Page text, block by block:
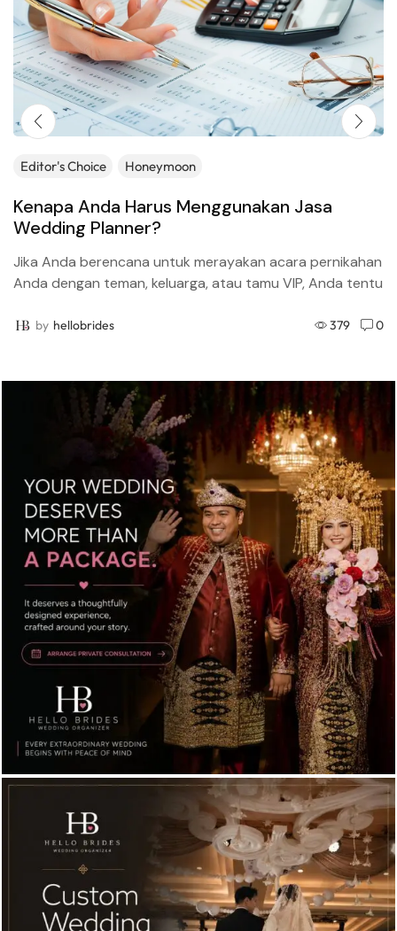
Editor's Choice Honeymoon
Kenapa Anda Harus Menggunakan Jasa
Wedding Planner?
Jika Anda berencana untuk merayakan acara pernikahan
Anda dengan teman, keluarga, atau tamu VIP, Anda tentu
pernikahan). Inilah alasan...
by hellobrides 379 0